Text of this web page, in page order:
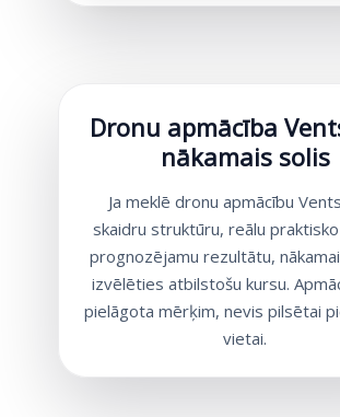
Dronu apmācība
nākamais solis
Ja meklē dronu apmācību
skaidru struktūru, reālu
prognozējamu rezultātu,
izvēlēties atbilstošu kursu.
pielāgota mērķim, nevis pilsētai
vietai.